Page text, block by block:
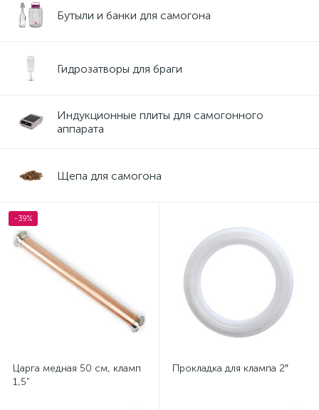
Бутыли и банки для самогона
Гидрозатворы для браги
Индукционные плиты для самогонного
аппарата
Щепа для самогона
-39%
Царга медная 50 см, кламп
1,5"
Прокладка для клампа 2″